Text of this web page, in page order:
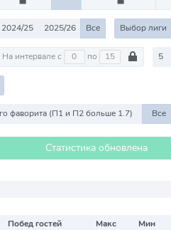
2024/25 2025/26 Все Выбор лиги
На интервале с по 5
фаворита (П1 и П2 больше 1.7) Все
Статистика обновлена
Побед гостей Макс Мин